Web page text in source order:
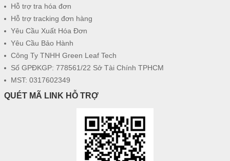
Hỗ trợ tra hóa đơn
Hỗ trợ tracking đơn hàng
Yêu Cầu Xuất Hóa Đơn
Yêu Cầu Bảo Hành
Công Ty TNHH Green Leaf Tech
Số GPĐKGP: 778561/22 Sở Tài Chính TPHCM
MST: 0317602349
QUÉT MÃ LINK HỖ TRỢ